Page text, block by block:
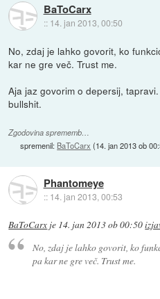
BaToCarx
:: 14. jan 2013, 00:50
No, zdaj je lahko govorit, ko
kar ne gre več. Trust me.
Aja jaz govorim o depersij,
bullshit.
Zgodovina sprememb…
spremenil: BaToCarx (14. jan 2013 ob
Phantomeye
:: 14. jan 2013, 00:53
BaToCarx je 14. jan 2013 ob 00:50
No, zdaj je lahko govorit, ko
pa kar ne gre več. Trust me.